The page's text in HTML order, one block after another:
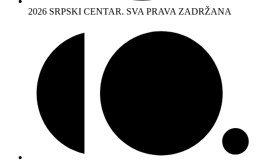
2026 SRPSKI CENTAR. SVA PRAVA ZADRŽANA